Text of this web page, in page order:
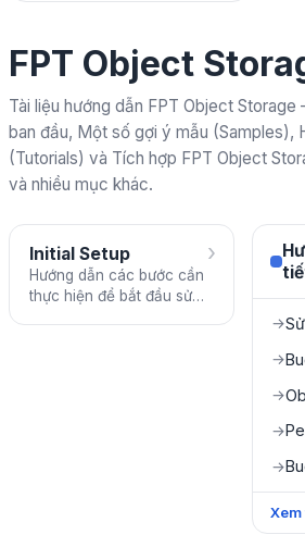
FPT Object
Tài liệu hướng dẫn FPT Object
ban đầu, Một số gợi ý mẫu (Samples),
(Tutorials) và Tích hợp FPT Object
và nhiều mục khác.
Initial Setup
Hướng dẫn các bước cần
thực hiện để bắt đầu sử
›
→
→
→
→
→